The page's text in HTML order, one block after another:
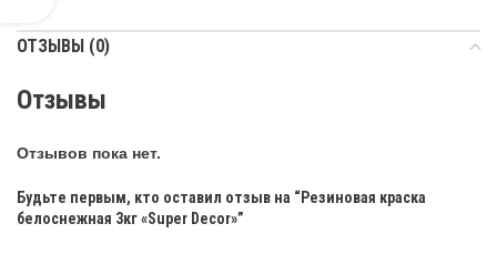
ОТЗЫВЫ (0)
Отзывы
Отзывов пока нет.
Будьте первым, кто оставил отзыв на “Резиновая краска
белоснежная 3кг «Super Decor»”